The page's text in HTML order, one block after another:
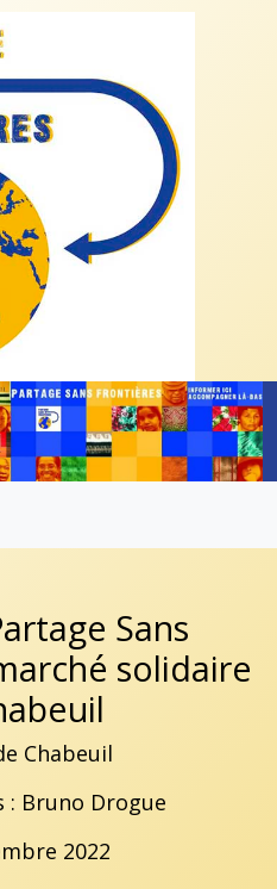
Sans
solidaire
Chabeuil
: Bruno Drogue
2022